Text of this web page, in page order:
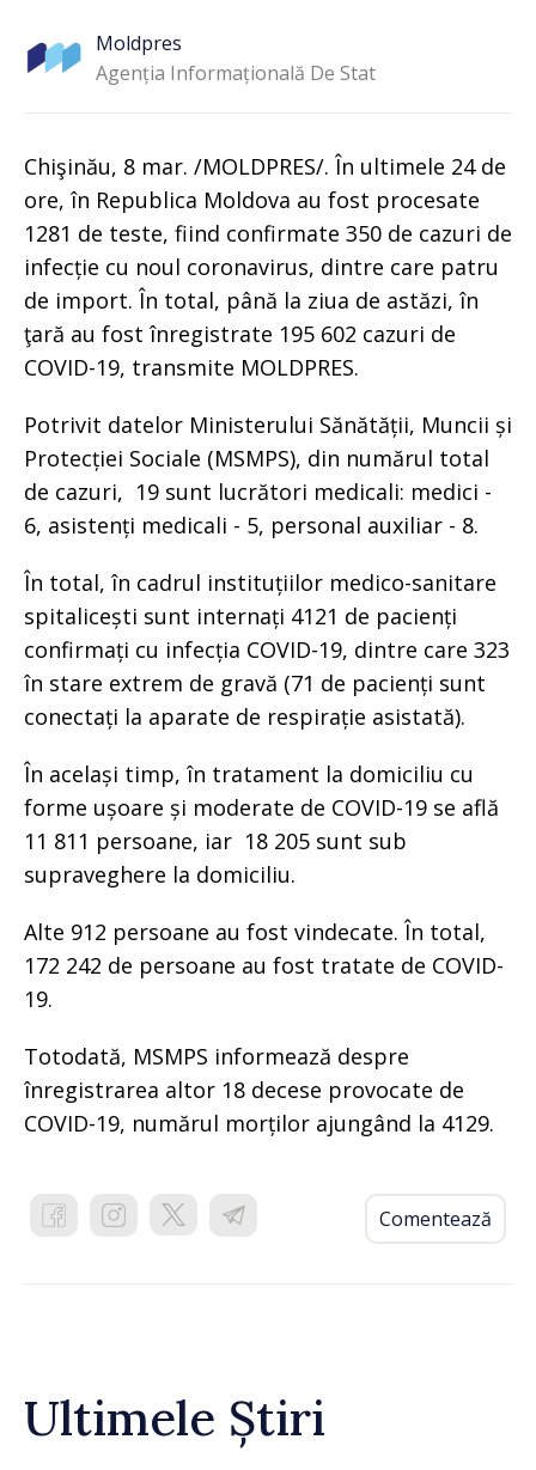
Moldpres
Agenția Informațională De Stat
Chişinău, 8 mar. /MOLDPRES/. În ultimele 24 de
ore, în Republica Moldova au fost procesate
1281 de teste, fiind confirmate 350 de cazuri de
infecție cu noul coronavirus, dintre care patru
de import. În total, până la ziua de astăzi, în
ţară au fost înregistrate 195 602 cazuri de
COVID-19, transmite MOLDPRES.
Potrivit datelor Ministerului Sănătății, Muncii și
Protecției Sociale (MSMPS), din numărul total
de cazuri, 19 sunt lucrători medicali: medici -
6, asistenți medicali - 5, personal auxiliar - 8.
În total, în cadrul instituțiilor medico-sanitare
spitalicești sunt internați 4121 de pacienți
confirmați cu infecția COVID-19, dintre care 323
în stare extrem de gravă (71 de pacienți sunt
conectați la aparate de respirație asistată).
În același timp, în tratament la domiciliu cu
forme ușoare și moderate de COVID-19 se află
11 811 persoane, iar 18 205 sunt sub
supraveghere la domiciliu.
Alte 912 persoane au fost vindecate. În total,
172 242 de persoane au fost tratate de COVID-
19.
Totodată, MSMPS informează despre
înregistrarea altor 18 decese provocate de
COVID-19, numărul morților ajungând la 4129.
Comentează
Ultimele Știri